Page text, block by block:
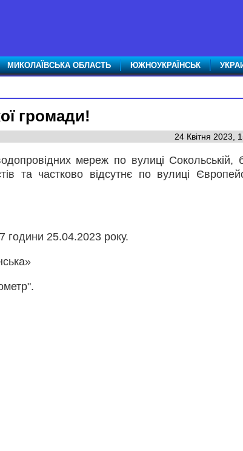
МИКОЛАЇВСЬКА ОБЛАСТЬ ЮЖНОУКРАЇНСЬК
громади!
24 Квітня 2023,
мереж по вулиці Сокольській,
та частково відсутнє по вулиці
години 25.04.2023 року.